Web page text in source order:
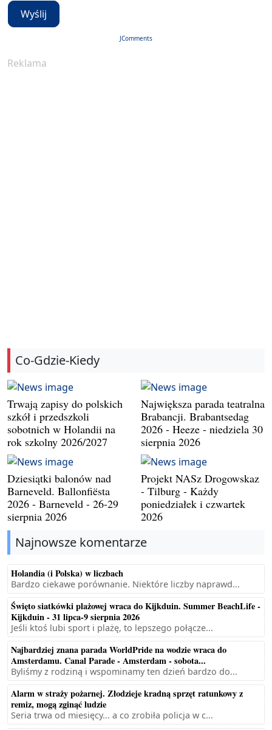
Wyślij
JComments
Reklama
Co-Gdzie-Kiedy
Trwają zapisy do polskich
szkół i przedszkoli
sobotnich w Holandii na
rok szkolny 2026/2027
Największa parada teatralna
Brabancji. Brabantsedag
2026 - Heeze - niedziela 30
sierpnia 2026
Dziesiątki balonów nad
Barneveld. Ballonfiësta
2026 - Barneveld - 26-29
sierpnia 2026
Projekt NASz Drogowskaz
- Tilburg - Każdy
poniedziałek i czwartek
2026
Najnowsze komentarze
Holandia (i Polska) w liczbach
Bardzo ciekawe porównanie. Niektóre liczby naprawd...
Święto siatkówki plażowej wraca do Kijkduin. Summer BeachLife -
Kijkduin - 31 lipca-9 sierpnia 2026
Jeśli ktoś lubi sport i plażę, to lepszego połącze...
Najbardziej znana parada WorldPride na wodzie wraca do
Amsterdamu. Canal Parade - Amsterdam - sobota...
Byliśmy z rodziną i wspominamy ten dzień bardzo do...
Alarm w straży pożarnej. Złodzieje kradną sprzęt ratunkowy z
remiz, mogą zginąć ludzie
Seria trwa od miesięcy... a co zrobiła policja w c...